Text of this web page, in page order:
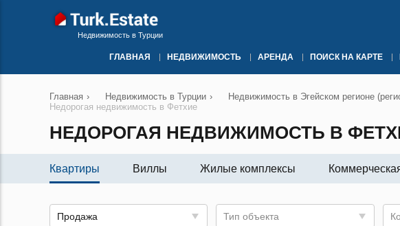
Недвижимость в Турции
ГЛАВНАЯ НЕДВИЖИМОСТЬ АРЕНДА ПОИСК НА КАРТЕ
Главная › Недвижимость в Турции › Недвижимость в Эгейском регионе
Недорогая недвижимость в Фетхие
НЕДОРОГАЯ НЕДВИЖИМОСТЬ В
Квартиры Виллы Жилые комплексы
Продажа Тип объекта